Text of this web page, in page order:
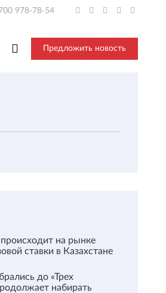
978-78-54
Предложить новость
на рынке
ставки в Казахстане
до «Трех
набирать